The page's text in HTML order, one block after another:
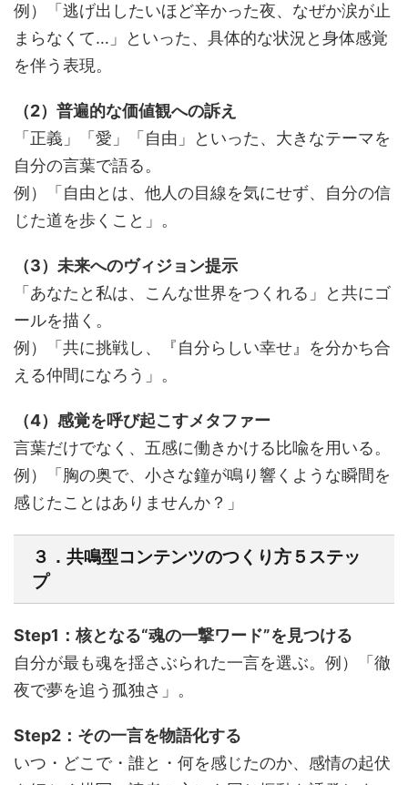
例）「逃げ出したいほど辛かった夜、なぜか涙が止
まらなくて…」といった、具体的な状況と身体感覚
を伴う表現。
（2）普遍的な価値観への訴え
「正義」「愛」「自由」といった、大きなテーマを
自分の言葉で語る。
例）「自由とは、他人の目線を気にせず、自分の信
じた道を歩くこと」。
（3）未来へのヴィジョン提示
「あなたと私は、こんな世界をつくれる」と共にゴ
ールを描く。
例）「共に挑戦し、『自分らしい幸せ』を分かち合
える仲間になろう」。
（4）感覚を呼び起こすメタファー
言葉だけでなく、五感に働きかける比喩を用いる。
例）「胸の奥で、小さな鐘が鳴り響くような瞬間を
感じたことはありませんか？」
３．共鳴型コンテンツのつくり方５ステッ
プ
Step1：核となる“魂の一撃ワード”を見つける
自分が最も魂を揺さぶられた一言を選ぶ。例）「徹
夜で夢を追う孤独さ」。
Step2：その一言を物語化する
いつ・どこで・誰と・何を感じたのか、感情の起伏